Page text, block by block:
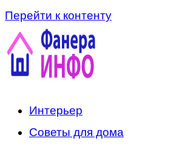
Перейти к контенту
Интерьер
Советы для дома